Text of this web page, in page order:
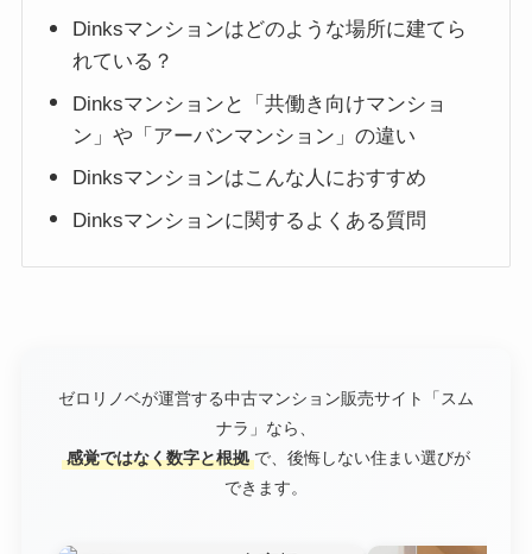
Dinksマンションはどのような場所に建てら
れている？
Dinksマンションと「共働き向けマンショ
ン」や「アーバンマンション」の違い
Dinksマンションはこんな人におすすめ
Dinksマンションに関するよくある質問
ゼロリノベが運営する中古マンション販売サイト「スム
ナラ」なら、
感覚ではなく数字と根拠 で、後悔しない住まい選びが
できます。